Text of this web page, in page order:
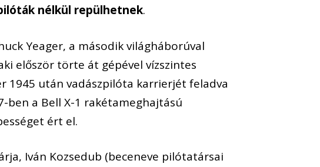
nélkül repülhetnek.
Yeager, a második világháborúval
először törte át gépével vízszintes
1945 után vadászpilóta karrierjét feladva
a Bell X-1 rakétameghajtású
ért el.
Iván Kozsedub (beceneve pilótatársai